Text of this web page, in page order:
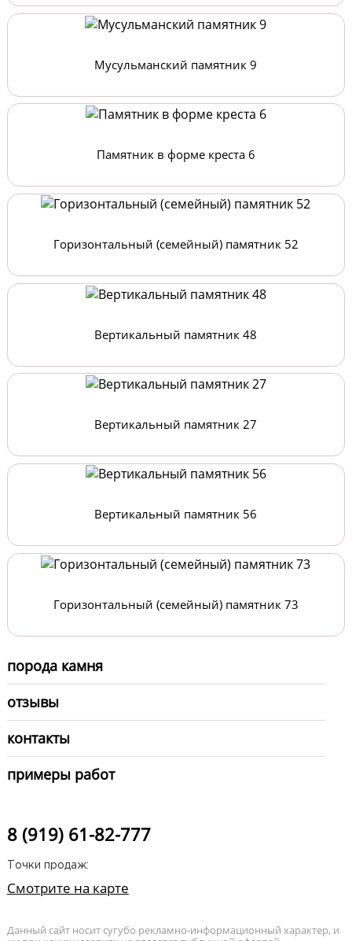
Мусульманский памятник 9
Памятник в форме креста 6
Горизонтальный (семейный) памятник 52
Вертикальный памятник 48
Вертикальный памятник 27
Вертикальный памятник 56
Горизонтальный (семейный) памятник 73
порода камня
отзывы
контакты
примеры работ
8 (919) 61-82-777
Точки продаж:
Смотрите на карте
Данный сайт носит сугубо рекламно-информационный характер, и